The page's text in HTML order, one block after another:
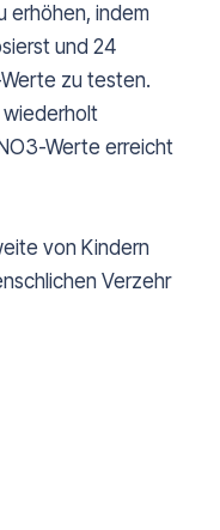
erhöhen, indem
und 24
zu testen.
wiederholt
Werte erreicht
von Kindern
Verzehr